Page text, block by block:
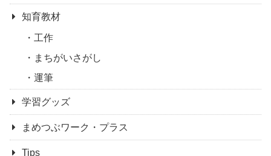
知育教材
工作
まちがいさがし
運筆
学習グッズ
まめつぶワーク・プラス
Tips